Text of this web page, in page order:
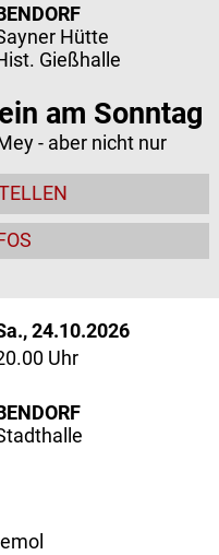
am Sonntag
- aber nicht nur
Hütte
Gießhalle
24.10.2026
Uhr